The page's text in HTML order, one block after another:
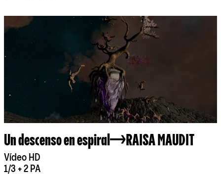
Un descenso en espiral RAISA MAUDIT
Vídeo HD
1/3 + 2 PA